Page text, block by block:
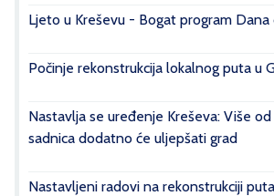
Ljeto u Kreševu - Bogat program Dana
Počinje rekonstrukcija lokalnog puta u
Nastavlja se uređenje Kreševa: Više
sadnica dodatno će uljepšati grad
Nastavljeni radovi na rekonstrukciji